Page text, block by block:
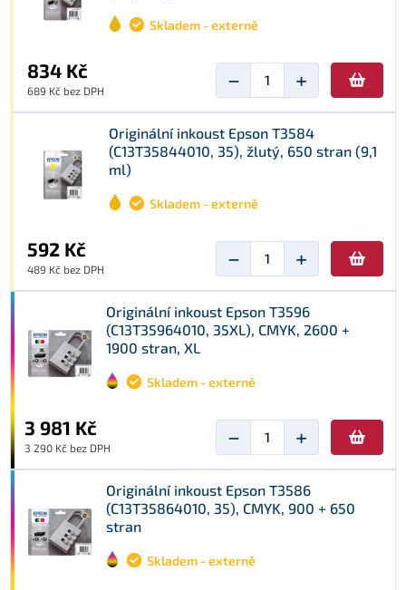
Skladem - externě
834 Kč
689 Kč bez DPH − +
Originální inkoust Epson T3584
(C13T35844010, 35), žlutý, 650 stran (9,1
ml)
Skladem - externě
592 Kč
489 Kč bez DPH − +
Originální inkoust Epson T3596
(C13T35964010, 35XL), CMYK, 2600 +
1900 stran, XL
Skladem - externě
3 981 Kč
3 290 Kč bez DPH − +
Originální inkoust Epson T3586
(C13T35864010, 35), CMYK, 900 + 650
stran
Skladem - externě